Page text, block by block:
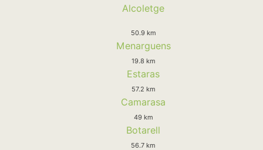
Alcoletge
50.9 km
Menarguens
19.8 km
Estaras
57.2 km
Camarasa
49 km
Botarell
56.7 km